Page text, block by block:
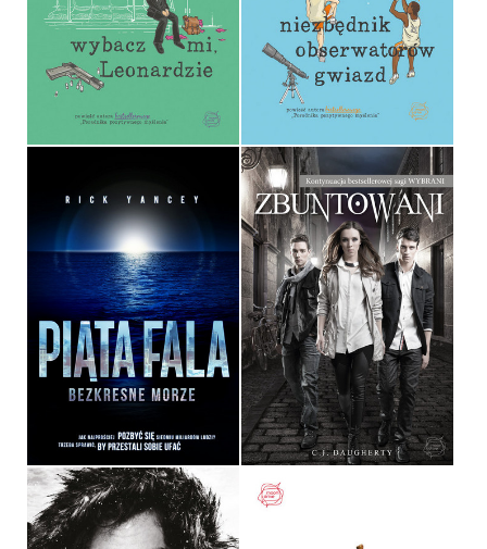
MATTHEW QUICK
OPRAWA MIĘKKA
36,90 ZŁ
MATTHEW QUICK
OPRAWA MIĘKKA
36,90 ZŁ
PIĄTA FALA. BEZKRESNE
MORZE
RICK YANCEY
OPRAWA MIĘKKA
36,90 ZŁ
ZBUNTOWANI
C.J. DAUGHERTY
OPRAWA MIĘKKA
39,90 ZŁ